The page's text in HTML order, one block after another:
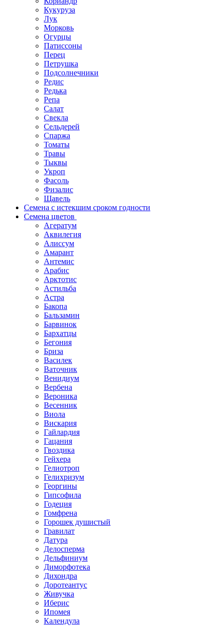
Кукуруза
Лук
Морковь
Огурцы
Патиссоны
Перец
Петрушка
Подсолнечники
Редис
Редька
Репа
Салат
Свекла
Сельдерей
Спаржа
Томаты
Травы
Тыквы
Укроп
Фасоль
Физалис
Щавель
Семена с истекшим сроком годности
Семена цветов
Агератум
Аквилегия
Алиссум
Амарант
Антемис
Арабис
Арктотис
Астильба
Астра
Бакопа
Бальзамин
Барвинок
Бархатцы
Бегония
Бриза
Василек
Ваточник
Венидиум
Вербена
Вероника
Весенник
Виола
Вискария
Гайлардия
Гацания
Гвоздика
Гейхера
Гелиотроп
Гелихризум
Георгины
Гипсофила
Годеция
Гомфрена
Горошек душистый
Гравилат
Датура
Делосперма
Дельфиниум
Диморфотека
Дихондра
Доротеантус
Живучка
Иберис
Ипомея
Календула